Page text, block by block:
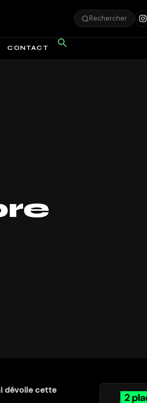
Rechercher
CONTACT
dévoile cette